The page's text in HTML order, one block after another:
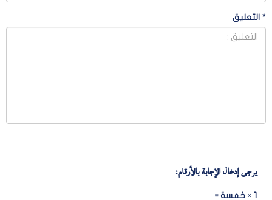
* التعليق
يرجى إدخال الإجابة بالأرقام:
1 × خمسة =